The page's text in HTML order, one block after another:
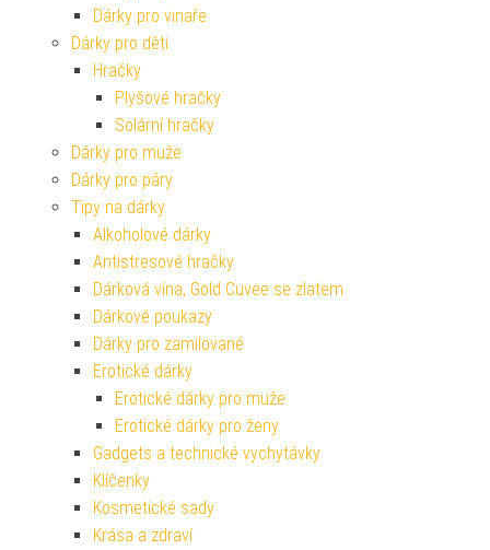
Dárky pro vinaře
Dárky pro děti
Hračky
Plyšové hračky
Solární hračky
Dárky pro muže
Dárky pro páry
Tipy na dárky
Alkoholové dárky
Antistresové hračky
Dárková vína, Gold Cuvee se zlatem
Dárkové poukazy
Dárky pro zamilované
Erotické dárky
Erotické dárky pro muže
Erotické dárky pro ženy
Gadgets a technické vychytávky
Klíčenky
Kosmetické sady
Krása a zdraví